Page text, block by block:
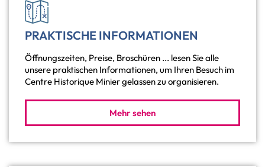
PRAKTISCHE INFORMATIONEN
Öffnungszeiten, Preise, Broschüren ... lesen Sie alle
unsere praktischen Informationen, um Ihren Besuch im
Centre Historique Minier gelassen zu organisieren.
Mehr sehen